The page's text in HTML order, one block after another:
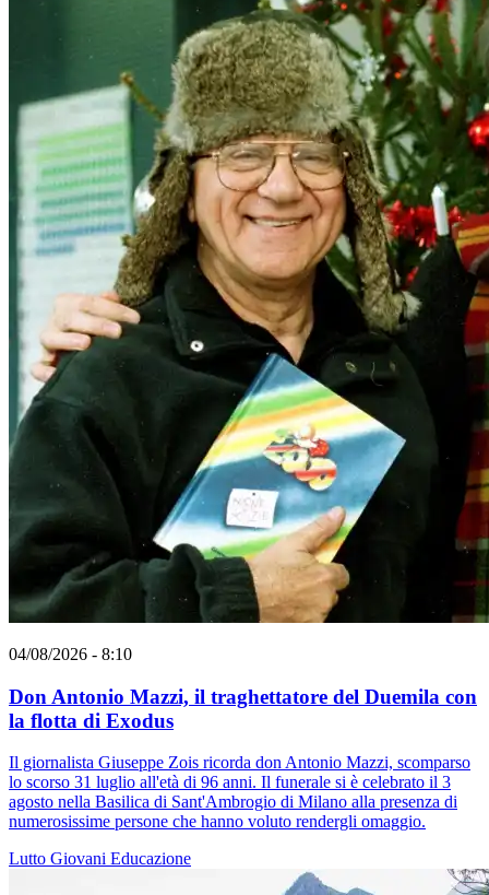
04/08/2026 - 8:10
Don Antonio Mazzi, il traghettatore del Duemila con
la flotta di Exodus
Il giornalista Giuseppe Zois ricorda don Antonio Mazzi, scomparso
lo scorso 31 luglio all'età di 96 anni. Il funerale si è celebrato il 3
agosto nella Basilica di Sant'Ambrogio di Milano alla presenza di
numerosissime persone che hanno voluto rendergli omaggio.
Lutto Giovani Educazione